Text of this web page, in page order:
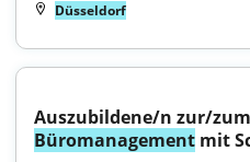
Düsseldorf
Büromanagement mit